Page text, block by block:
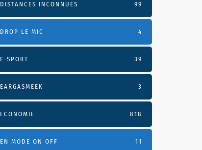
DISTANCES INCONNUES 99
DROP LE MIC 4
E-SPORT 39
EARGASMEEK 3
ECONOMIE 818
EN MODE ON OFF 11